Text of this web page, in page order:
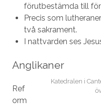
förutbestämda till
Precis som
två sakrament.
I nattvarden ses
Anglikaner
Katedralen i
Ref
orm